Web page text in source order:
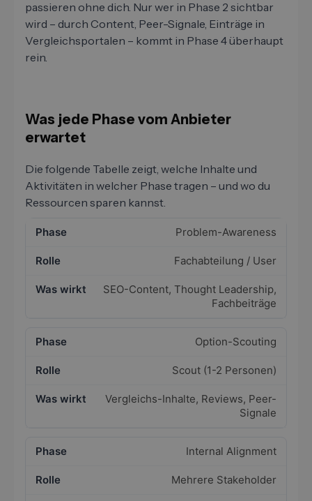
passieren ohne dich. Nur wer in Phase 2 sichtbar
wird – durch Content, Peer-Signale, Einträge in
Vergleichsportalen – kommt in Phase 4 überhaupt
rein.
Was jede Phase vom Anbieter
erwartet
Die folgende Tabelle zeigt, welche Inhalte und
Aktivitäten in welcher Phase tragen – und wo du
Ressourcen sparen kannst.
Problem-Awareness
Fachabteilung / User
SEO-Content, Thought Leadership,
Fachbeiträge
Option-Scouting
Scout (1-2 Personen)
Vergleichs-Inhalte, Reviews, Peer-
Signale
Internal Alignment
Mehrere Stakeholder